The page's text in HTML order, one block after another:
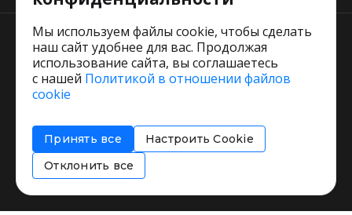
Пользовательское соглашение
Соглашение об информировании
Политика использования cookies
Мы используем файлы cookie, чтобы сделать
наш сайт удобнее для вас. Продолжая
использование сайта, вы соглашаетесь
с нашей Политикой в отношении файлов
cookie
Принять все
Настроить Cookie
Отклонить все